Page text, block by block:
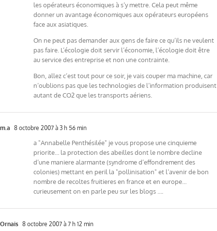
les opérateurs économiques à s’y mettre. Cela peut même
donner un avantage économiques aux opérateurs européens
face aux asiatiques.
On ne peut pas demander aux gens de faire ce qu’ils ne veulent
pas faire. L’écologie doit servir l’économie, l’écologie doit être
au service des entreprise et non une contrainte.
Bon, allez c’est tout pour ce soir, je vais couper ma machine, car
n’oublions pas que les technologies de l’information produisent
autant de CO2 que les transports aériens.
m.a 8 octobre 2007 à 3 h 56 min
a "Annabelle Penthésilée" je vous propose une cinquieme
priorite… la protection des abeilles dont le nombre decline
d’une maniere alarmante (syndrome d’effondrement des
colonies) mettant en peril la "pollinisation" et l’avenir de bon
nombre de recoltes fruitieres en france et en europe…
curieusement on en parle peu sur les blogs ….
Ornais 8 octobre 2007 à 7 h 12 min